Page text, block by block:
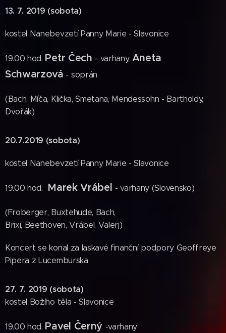
13. 7. 2019 (sobota)
kostel Nanebevzetí Panny Marie - Slavonice
19.00 hod. Petr Čech - varhany, Aneta
Schwarzová - soprán
(Bach, Míča, Klička, Smetana, Mendessohn - Bartholdy,
Dvořák)
20.7.2019 (sobota)
kostel Nanebevzetí Panny Marie - Slavonice
19.00 hod. Marek Vrábel - varhany (Slovensko)
(Froberger, Buxtehude, Bach,
Brixi, Beethoven, Vrábel, Valerj)
Koncert se konal za laskavé finanční podpory Geoffreye
Pipera z Lucemburska
27. 7. 2019 (sobota)
kostel Božího těla - Slavonice
19.00 hod. Pavel Černý -varhany